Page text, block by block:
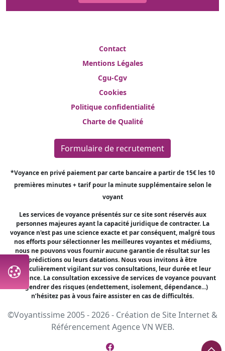
Contact
Mentions Légales
Cgu-Cgv
Cookies
Politique confidentialité
Charte de Qualité
Formulaire de recrutement
*Voyance en privé paiement par carte bancaire a partir de 15€ les 10
premières minutes + tarif pour la minute supplémentaire selon le
voyant
Les services de voyance présentés sur ce site sont réservés aux
personnes majeures ayant la capacité juridique de contracter. La
voyance n'est pas une science exacte et par conséquent, malgré tous
nos efforts pour sélectionner les meilleures voyantes et médiums,
nous ne pouvons vous fournir aucune garantie de résultat sur les
prédictions ou leurs datations. Nous vous invitons à être
particulièrement vigilant sur vos consultations, leur durée et leur
fréquence. La consultation excessive de services de voyance pouvant
engendrer des risques (endettement, isolement, dépendance...)
n’hésitez pas à vous faire assister en cas de difficultés.
©Voyantissime 2005 - 2026 - Création de Site Internet &
RéférencementAgence VN WEB.